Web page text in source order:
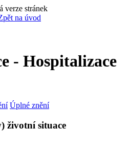
verze stránek
na úvod
- Hospitalizace
Úplné znění
životní situace